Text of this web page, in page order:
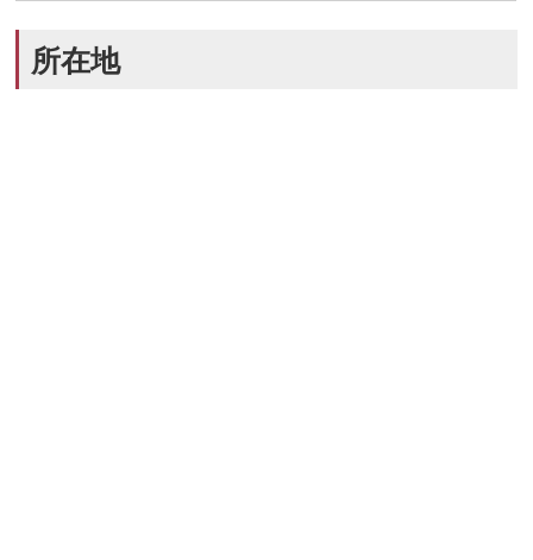
所在地